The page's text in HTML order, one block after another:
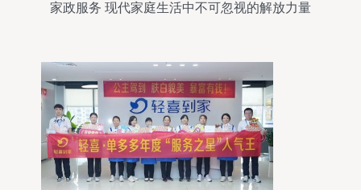
家政服务 现代家庭生活中不可忽视的解放力量